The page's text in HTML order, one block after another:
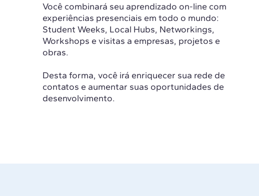
Você combinará seu aprendizado on-line com
experiências presenciais em todo o mundo:
Student Weeks, Local Hubs, Networkings,
Workshops e visitas a empresas, projetos e
obras.
Desta forma, você irá enriquecer sua rede de
contatos e aumentar suas oportunidades de
desenvolvimento.